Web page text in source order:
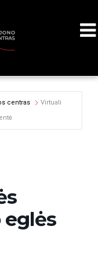
centras
Virtuali
eglės